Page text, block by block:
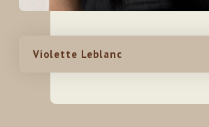
Violette Leblanc